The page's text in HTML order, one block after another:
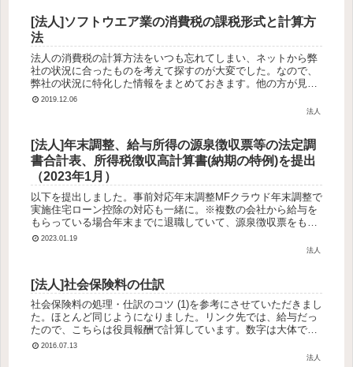
[法人]ソフトウエア業の消費税の課税形式と計算方
法
法人の消費税の計算方法をいつも忘れてしまい、ネットから弊
社の状況に合ったものを考えて探すのが大変でした。なので、
弊社の状況に特化した情報をまとめておきます。他の方が見る
ときの注意点あくまで弊社用記載していない条件、説明を簡略
2019.12.06
法人
[法人]年末調整、給与所得の源泉徴収票等の法定調
書合計表、所得税徴収高計算書(納期の特例)を提出
（2023年1月）
以下を提出しました。事前対応年末調整MFクラウド年末調整で
実施住宅ローン控除の対応も一緒に。※複数の会社から給与を
もらっている場合年末までに退職していて、源泉徴収票をもら
っているものは、弊社であわせて年末調整、次の年も続く場合
2023.01.19
法人
[法人]社会保険料の仕訳
社会保険料の処理・仕訳のコツ (1)を参考にさせていただきまし
た。ほとんど同じようになりました。リンク先では、給与だっ
たので、こちらは役員報酬で計算しています。数字は大体で
す。 （ 借 方 ） （ 貸 方 ） 4月25日役員報酬 (4
2016.07.13
法人